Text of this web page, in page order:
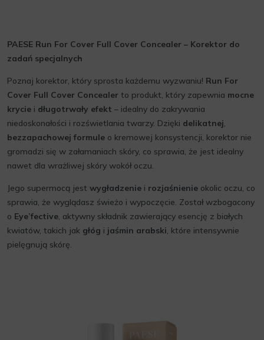
PAESE Run For Cover Full Cover Concealer – Korektor do
zadań specjalnych
Poznaj korektor, który sprosta każdemu wyzwaniu! Run For
Cover Full Cover Concealer to produkt, który zapewnia mocne
krycie i długotrwały efekt – idealny do zakrywania
niedoskonałości i rozświetlania twarzy. Dzięki delikatnej,
bezzapachowej formule o kremowej konsystencji, korektor nie
gromadzi się w załamaniach skóry, co sprawia, że jest idealny
nawet dla wrażliwej skóry wokół oczu.
Jego supermocą jest wygładzenie i rozjaśnienie okolic oczu, co
sprawia, że wyglądasz świeżo i wypoczęcie. Został wzbogacony
o Eye’fective, aktywny składnik zawierający esencję z białych
kwiatów, takich jak głóg i jaśmin arabski, które intensywnie
pielęgnują skórę.